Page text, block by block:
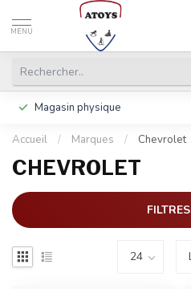
MENU
Magasin physique
Accueil / Marques / Chevrolet
CHEVROLET
FILTRES